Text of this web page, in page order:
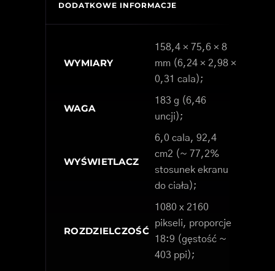
DODATKOWE INFORMACJE
WYMIARY
158,4 × 75,6 × 8
mm (6,24 × 2,98 ×
0,31 cala);
WAGA
183 g (6,46
uncji);
WYŚWIETLACZ
6,0 cala, 92,4
cm2 (~ 77,2%
stosunek ekranu
do ciała);
ROZDZIELCZOŚĆ
1080 x 2160
pikseli, proporcje
18:9 (gęstość ~
403 ppi);